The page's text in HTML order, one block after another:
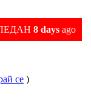
се )
8 days ago